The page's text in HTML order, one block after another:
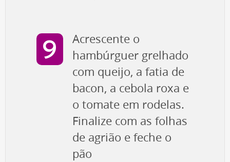
Acrescente o
hambúrguer grelhado
com queijo, a fatia de
bacon, a cebola roxa e
o tomate em rodelas.
Finalize com as folhas
de agrião e feche o
pão